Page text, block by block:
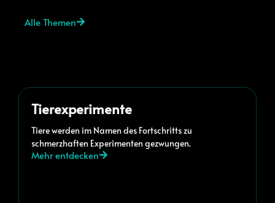
Alle Themen
Tierexperimente
Tiere werden im Namen des Fortschritts zu
schmerzhaften Experimenten gezwungen.
Mehr entdecken